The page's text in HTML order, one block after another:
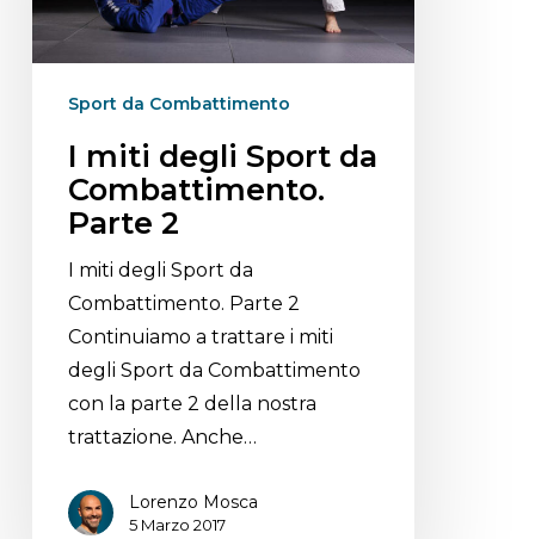
Sport da Combattimento
I miti degli Sport da
Combattimento.
Parte 2
I miti degli Sport da
Combattimento. Parte 2
Continuiamo a trattare i miti
degli Sport da Combattimento
con la parte 2 della nostra
trattazione. Anche…
Lorenzo Mosca
5 Marzo 2017